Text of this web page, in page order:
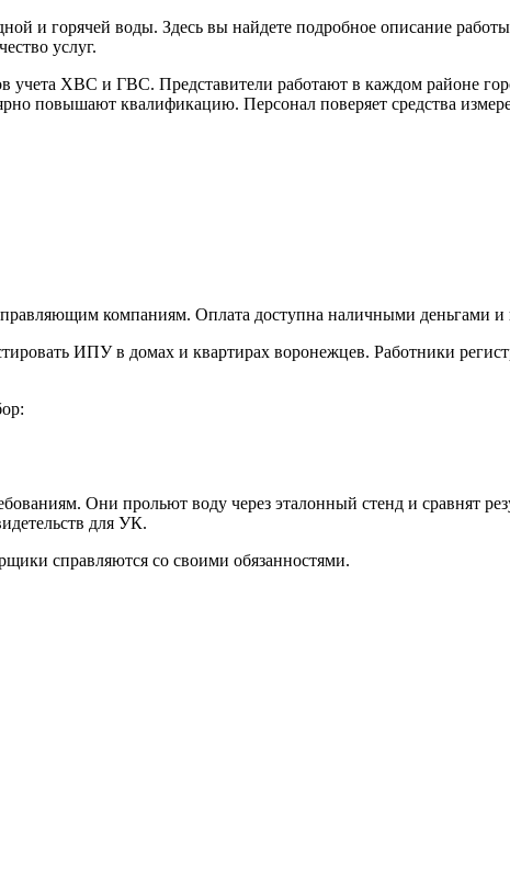
и горячей воды. Здесь вы найдете подробное описание
услуг.
учета ХВС и ГВС. Представители работают в каждом районе
повышают квалификацию. Персонал поверяет средства
компаниям. Оплата доступна наличными деньгами и
ИПУ в домах и квартирах воронежцев. Работники
Они прольют воду через эталонный стенд и сравнят
для УК.
справляются со своими обязанностями.